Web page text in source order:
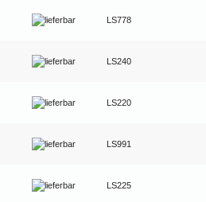
LS778
LS240
LS220
LS991
LS225